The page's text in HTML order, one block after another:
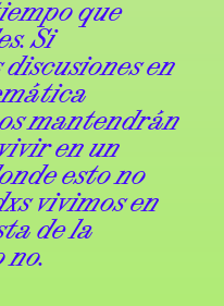
que
Si
en
mantendrán
en un
esto no
vivimos en
de la
no.